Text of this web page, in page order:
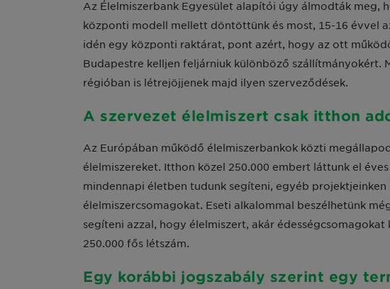
Az Élelmiszerbank Egyesület alapítói úgy álmodták meg,
központi modell mellett döntöttünk és most, 15-16 évvel
idén egy központi raktárat, pont azért, hogy az ott
Budapestre kelljen feljárniuk különböző szállítmányokért.
régióban is létrejöjjenek majd ilyen szerveződések.
A szervezet élelmiszert csak itthon
Az Európában működő élelmiszerbankok közti
élelmiszereket. Itthon közel 250.000 embert láttunk el
mindennapi életben tudunk segíteni, egyéb
élelmiszercsomagokat. Eseti alkalommal beszélhetünk
segíteni azzal, hogy élelmiszert, akár
250.000 fős létszám.
Egy korábbi jogszabály szerint egy